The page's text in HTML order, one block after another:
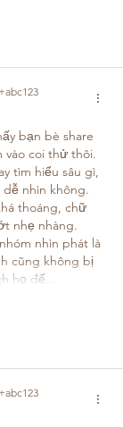
bạn bè share
vào coi thử thôi.
tìm hiểu sâu gì,
nhìn không.
thoáng, chữ
nhẹ nhàng.
nhìn phát là
cũng không bị
họ để…